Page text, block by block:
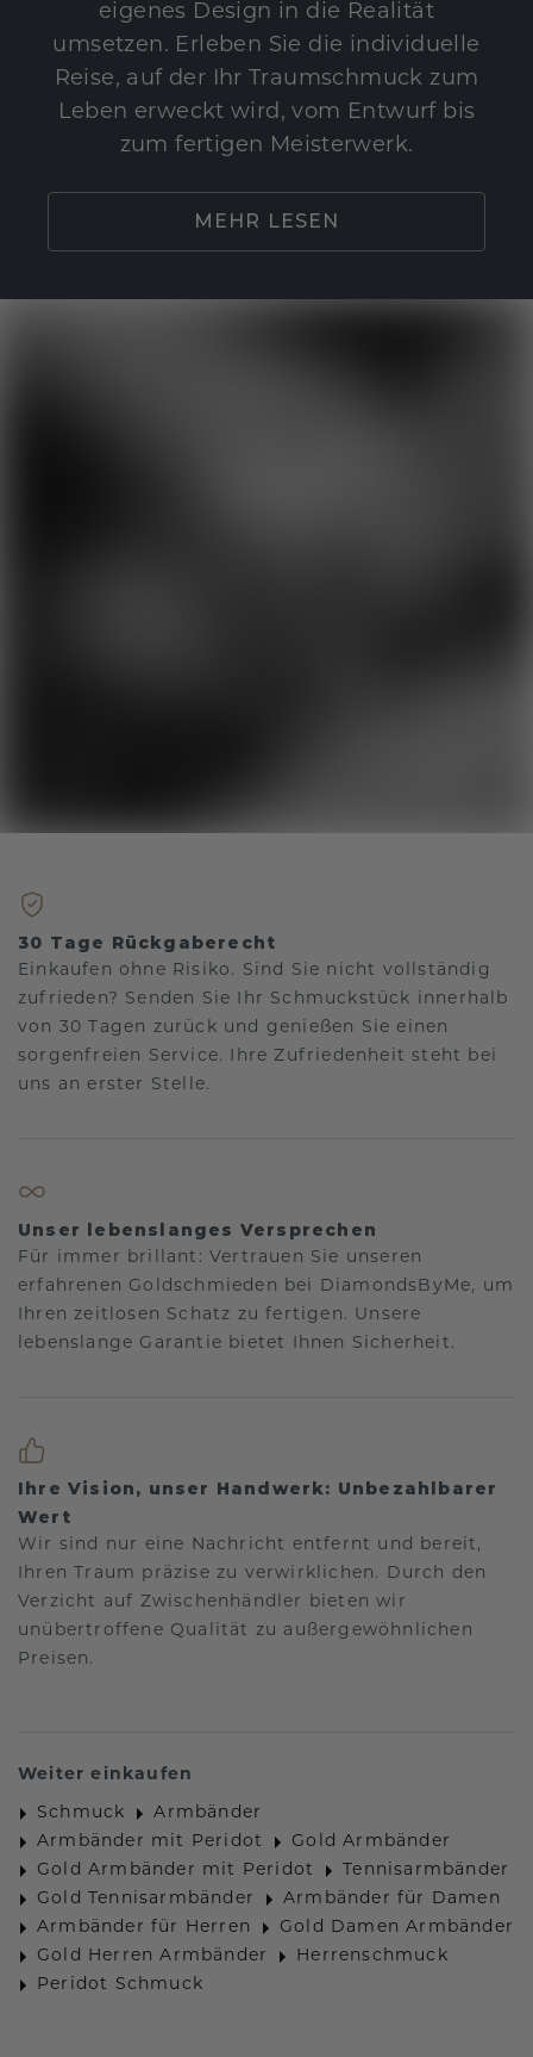
eigenes Design in die Realität
umsetzen. Erleben Sie die individuelle
Reise, auf der Ihr Traumschmuck zum
Leben erweckt wird, vom Entwurf bis
zum fertigen Meisterwerk.
MEHR LESEN
30 Tage Rückgaberecht
Einkaufen ohne Risiko. Sind Sie nicht vollständig
zufrieden? Senden Sie Ihr Schmuckstück innerhalb
von 30 Tagen zurück und genießen Sie einen
sorgenfreien Service. Ihre Zufriedenheit steht bei
uns an erster Stelle.
Unser lebenslanges Versprechen
Für immer brillant: Vertrauen Sie unseren
erfahrenen Goldschmieden bei DiamondsByMe, um
Ihren zeitlosen Schatz zu fertigen. Unsere
lebenslange Garantie bietet Ihnen Sicherheit.
Ihre Vision, unser Handwerk: Unbezahlbarer
Wert
Wir sind nur eine Nachricht entfernt und bereit,
Ihren Traum präzise zu verwirklichen. Durch den
Verzicht auf Zwischenhändler bieten wir
unübertroffene Qualität zu außergewöhnlichen
Preisen.
Weiter einkaufen
Schmuck
Armbänder
Armbänder mit Peridot
Gold Armbänder
Gold Armbänder mit Peridot
Tennisarmbänder
Gold Tennisarmbänder
Armbänder für Damen
Armbänder für Herren
Gold Damen Armbänder
Gold Herren Armbänder
Herrenschmuck
Peridot Schmuck